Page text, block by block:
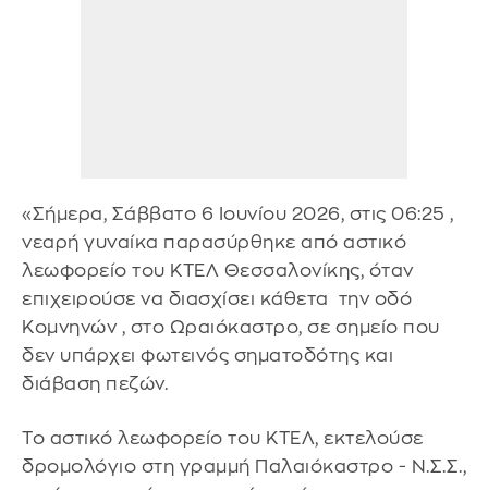
«Σήμερα, Σάββατο 6 Ιουνίου 2026, στις 06:25 ,
νεαρή γυναίκα παρασύρθηκε από αστικό
λεωφορείο του ΚΤΕΛ Θεσσαλονίκης, όταν
επιχειρούσε να διασχίσει κάθετα την οδό
Κομνηνών , στο Ωραιόκαστρο, σε σημείο που
δεν υπάρχει φωτεινός σηματοδότης και
διάβαση πεζών.
Το αστικό λεωφορείο του ΚΤΕΛ, εκτελούσε
δρομολόγιο στη γραμμή Παλαιόκαστρο - Ν.Σ.Σ.,